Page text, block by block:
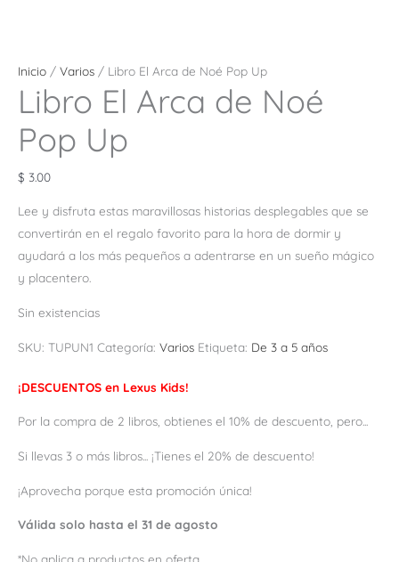
Inicio / Varios / Libro El Arca de Noé Pop Up
Libro El Arca de Noé
Pop Up
$ 3.00
Lee y disfruta estas maravillosas historias desplegables que se
convertirán en el regalo favorito para la hora de dormir y
ayudará a los más pequeños a adentrarse en un sueño mágico
y placentero.
Sin existencias
SKU: TUPUN1 Categoría: Varios Etiqueta: De 3 a 5 años
¡DESCUENTOS en Lexus Kids!
Por la compra de 2 libros, obtienes el 10% de descuento, pero...
Si llevas 3 o más libros... ¡Tienes el 20% de descuento!
¡Aprovecha porque esta promoción única!
Válida solo hasta el 31 de agosto
*No aplica a productos en oferta